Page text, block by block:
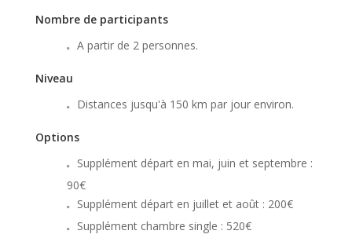
Nombre de participants
A partir de 2 personnes.
Niveau
Distances jusqu'à 150 km par jour environ.
Options
Supplément départ en mai, juin et septembre :
90€
Supplément départ en juillet et août : 200€
Supplément chambre single : 520€